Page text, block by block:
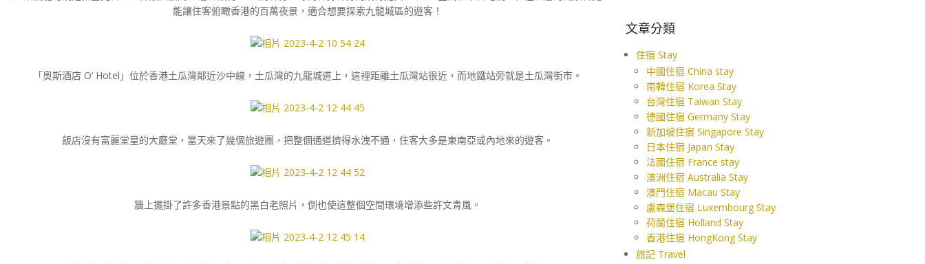
能讓住客俯瞰香港的百萬夜景，適合想要探索九龍城區的遊客！
「奧斯酒店 O’ Hotel」位於香港土瓜灣鄰近沙中線，土瓜灣的九龍城道上，這裡距離土瓜灣站很近，而地鐵站旁就是土瓜灣街市。
飯店沒有富麗堂皇的大廳堂，當天來了幾個旅遊團，把整個通道擠得水洩不通，住客大多是東南亞或內地來的遊客。
牆上擺掛了許多香港景點的黑白老照片，倒也使這整個空間環境增添些許文青風。
文章分類
住宿 Stay
中國住宿 China stay
南韓住宿 Korea Stay
台灣住宿 Taiwan Stay
德國住宿 Germany Stay
新加坡住宿 Singapore Stay
日本住宿 Japan Stay
法國住宿 France stay
澳洲住宿 Australia Stay
澳門住宿 Macau Stay
盧森堡住宿 Luxembourg Stay
荷蘭住宿 Holland Stay
香港住宿 HongKong Stay
旅記 Travel